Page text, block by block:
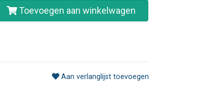
Toevoegen aan winkelwagen
Aan verlanglijst toevoegen